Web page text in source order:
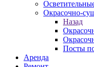
Окрасочно-
Назад
Посты
Аренда